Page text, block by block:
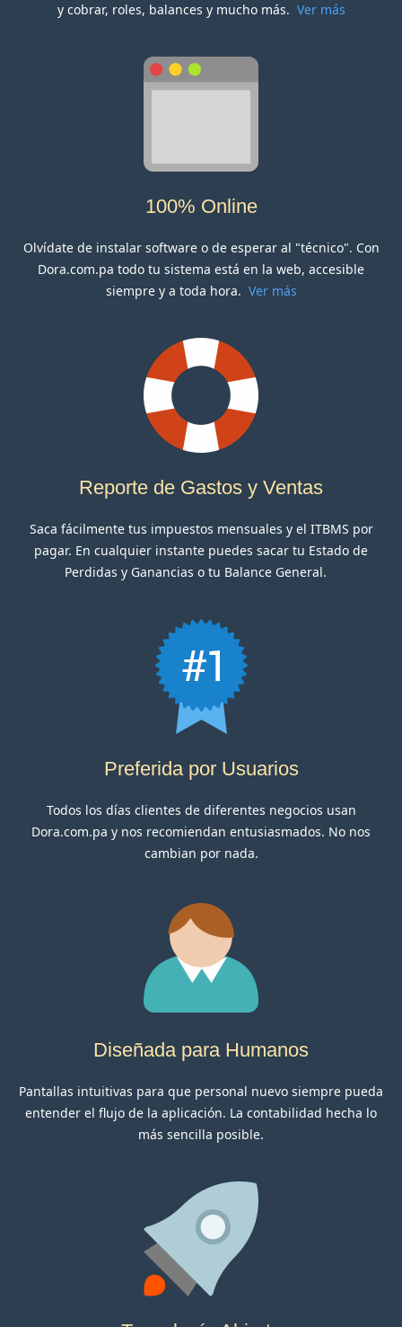
y cobrar, roles, balances y mucho más. Ver más
100% Online
Olvídate de instalar software o de esperar al "técnico". Con
Dora.com.pa todo tu sistema está en la web, accesible
siempre y a toda hora. Ver más
Reporte de Gastos y Ventas
Saca fácilmente tus impuestos mensuales y el ITBMS por
pagar. En cualquier instante puedes sacar tu Estado de
Perdidas y Ganancias o tu Balance General.
Preferida por Usuarios
Todos los días clientes de diferentes negocios usan
Dora.com.pa y nos recomiendan entusiasmados. No nos
cambian por nada.
Diseñada para Humanos
Pantallas intuitivas para que personal nuevo siempre pueda
entender el flujo de la aplicación. La contabilidad hecha lo
más sencilla posible.